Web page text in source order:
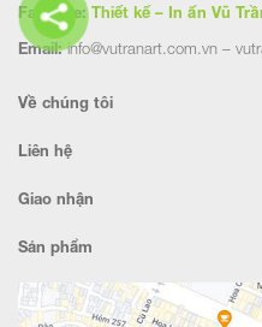
Fanpage: Thiết kế – In ấn Vũ
Email:info@vutranart.com.vn –
Về chúng tôi
Liên hệ
Giao nhận
Sản phẩm